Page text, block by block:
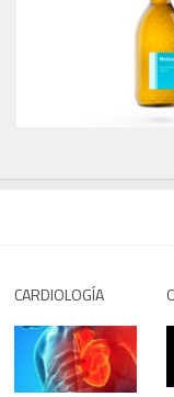
CARDIOLOGÍA